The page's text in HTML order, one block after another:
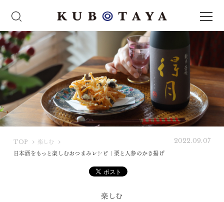
TOP
U
楽しむ
日本酒をもっと楽しむおつまみレシピ｜栗と人参のかき揚げ
2022.09.07
楽しむ